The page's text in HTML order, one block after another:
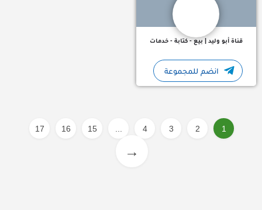
قناة أبو وليد | بيع - كتابة - خدمات
انضم للمجموعة
1
2
3
4
15
16
17
→